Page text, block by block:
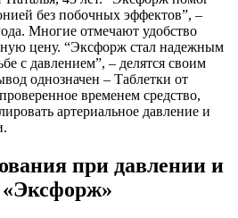
без побочных эффектов”, –
Многие отмечают удобство
цену. “Эксфорж стал надежным
с давлением”, – делятся своим
однозначен – Таблетки от
временем средство,
артериальное давление и
при давлении и
«Эксфорж»